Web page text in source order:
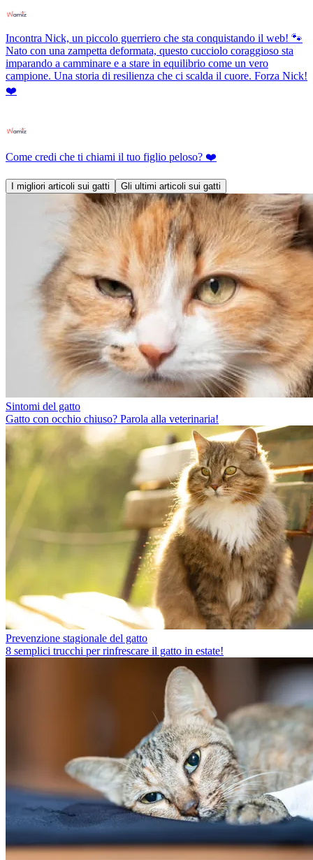
Incontra Nick, un piccolo guerriero che sta conquistando il web! 🐾
Nato con una zampetta deformata, questo cucciolo coraggioso sta
imparando a camminare e a stare in equilibrio come un vero
campione. Una storia di resilienza che ci scalda il cuore. Forza Nick!
❤️
Come credi che ti chiami il tuo figlio peloso? ❤️
I migliori articoli sui gatti Gli ultimi articoli sui gatti
Sintomi del gatto
Gatto con occhio chiuso? Parola alla veterinaria!
Prevenzione stagionale del gatto
8 semplici trucchi per rinfrescare il gatto in estate!